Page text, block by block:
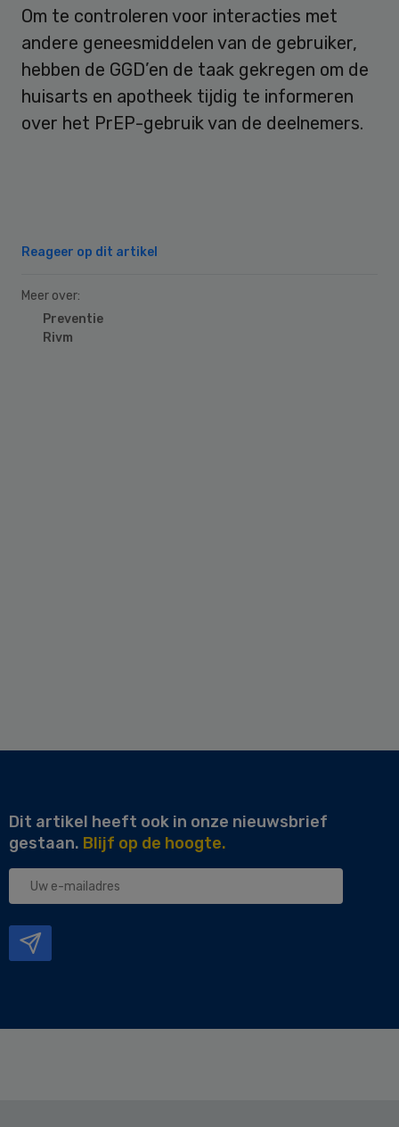
Om te controleren voor interacties met
andere geneesmiddelen van de gebruiker,
hebben de GGD’en de taak gekregen om de
huisarts en apotheek tijdig te informeren
over het PrEP-gebruik van de deelnemers.
Reageer op dit artikel
Meer over:
Preventie
Rivm
Dit artikel heeft ook in onze nieuwsbrief
gestaan. Blijf op de hoogte.
Uw